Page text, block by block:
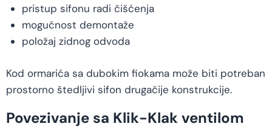
pristup sifonu radi čišćenja
mogućnost demontaže
položaj zidnog odvoda
Kod ormarića sa dubokim fiokama može biti potreban
prostorno štedljivi sifon drugačije konstrukcije.
Povezivanje sa Klik-Klak ventilom